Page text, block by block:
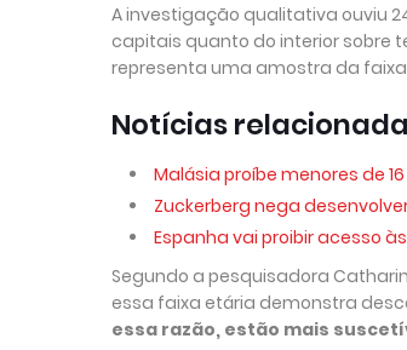
A investigação qualitativa ouviu
capitais quanto do interior sobre
representa uma amostra da faixa
Notícias
Malásia proíbe menores de
Zuckerberg nega
Espanha vai proibir acesso
Segundo a pesquisadora
essa faixa etária demonstra
essa razão, estão mais